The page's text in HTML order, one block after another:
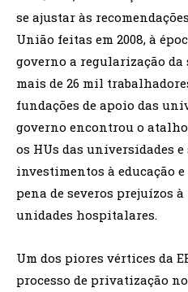
se ajustar às
União feitas em 2008, à
governo a regularização
mais de 26 mil
fundações de apoio das
governo encontrou o
os HUs das universidades e
investimentos à educação
pena de severos prejuízos
unidades hospitalares.
Um dos piores vértices da
processo de privatização